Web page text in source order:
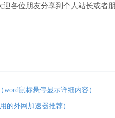
各位朋友分享到个人站长或者朋
鼠标悬停显示详细内容）
的外网加速器推荐）